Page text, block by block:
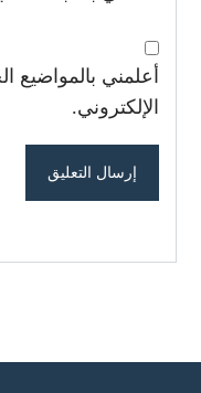
أعلمني بالمواضيع
الإلكتروني.